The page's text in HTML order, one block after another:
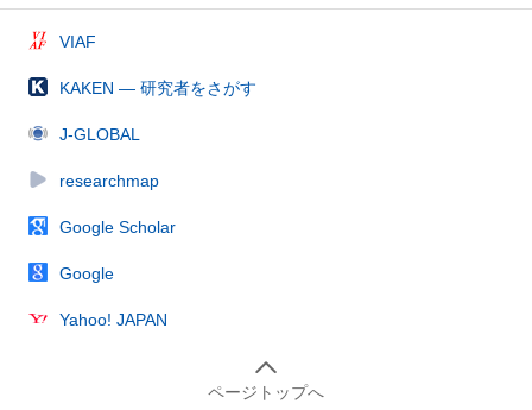
VIAF
KAKEN — 研究者をさがす
J-GLOBAL
researchmap
Google Scholar
Google
Yahoo! JAPAN
ページトップへ